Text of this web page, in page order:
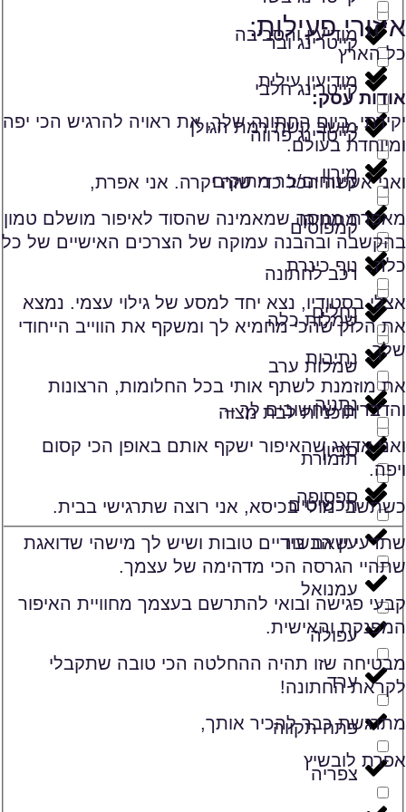
קייטרינג ובר
קייטרינג חלבי
קייטרינג פרווה
קינוחים/בר מתוקים
קמפוסים
רכב לחתונה
שמלות כלה
שמלות ערב
תוכניות לבת מצוה
תזמורת
תכשיטים
מודיעין והסביבה
מודיעין עילית
מושב קשת רמת הגולן
מירון
מתתיהו
נוף כינרת
נחלים
נתיבות
נתניה
סביון
ספסופה
עין הבשור
עמנואל
עפולה
ערד
פתח תקווה
צפריה
איזורי פעילות:
כל הארץ
אודות עסק:
יקירתי, ביום החתונה שלך, את ראויה להרגיש הכי יפה
ומיוחדת בעולם.
ואני אעשה הכל כדי שזה יקרה. אני אפרת,
מאפרת מנוסה שמאמינה שהסוד לאיפור מושלם טמון
בהקשבה ובהבנה עמוקה של הצרכים האישיים של כל
כלה.
אצלי בסטודיו, נצא יחד למסע של גילוי עצמי. נמצא
את הלוק שהכי מחמיא לך ומשקף את הווייב הייחודי
שלך.
את מוזמנת לשתף אותי בכל החלומות, הרצונות
והדברים שחשובים לך –
ואני אדאג שהאיפור ישקף אותם באופן הכי קסום
ויפה.
כשתשבי מולי בכיסא, אני רוצה שתרגישי בבית.
שתדעי שאת בידיים טובות ושיש לך מישהי שדואגת
שתהיי הגרסה הכי מדהימה של עצמך.
קבעי פגישה ובואי להתרשם בעצמך מחוויית האיפור
המפנקת והאישית.
מבטיחה שזו תהיה ההחלטה הכי טובה שתקבלי
לקראת החתונה!
מתרגשת כבר להכיר אותך,
אפרת לובשיץ